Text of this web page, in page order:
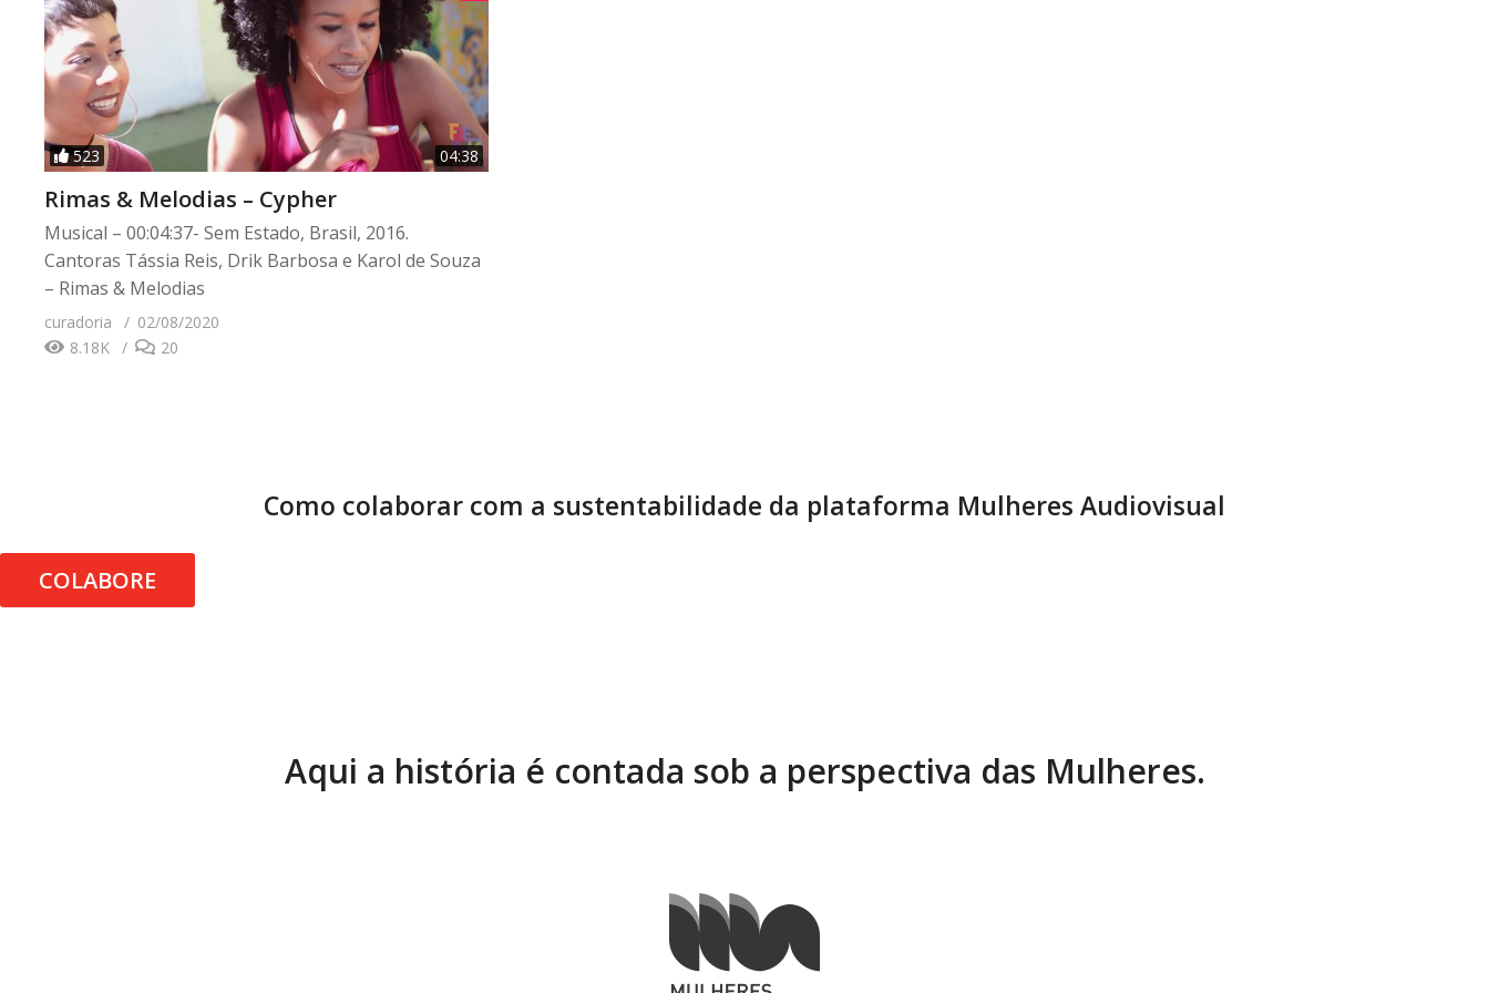
523 04:38
Rimas & Melodias – Cypher
Musical – 00:04:37- Sem Estado, Brasil, 2016.
Cantoras Tássia Reis, Drik Barbosa e Karol de Souza
– Rimas & Melodias
curadoria
02/08/2020
8.18K
20
Como colaborar com a sustentabilidade da plataforma Mulheres Audiovisual
COLABORE
Aqui a história é contada sob a perspectiva das Mulheres.